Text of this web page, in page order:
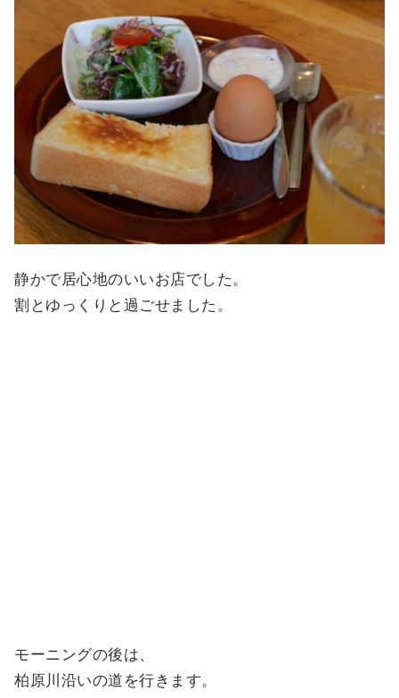
静かで居心地のいいお店でした。
割とゆっくりと過ごせました。
モーニングの後は、
柏原川沿いの道を行きます。